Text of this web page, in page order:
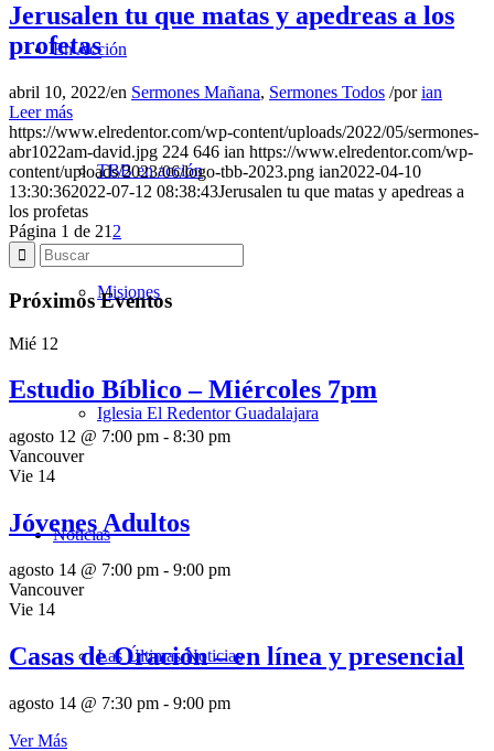
En Acción
TBB en acción
Misiones
Iglesia El Redentor Guadalajara
Noticias
Las Últimas Noticias
Jerusalen tu que matas y apedreas a los
profetas
abril 10, 2022/en Sermones Mañana, Sermones Todos /porian
Leer más
https://www.elredentor.com/wp-content/uploads/2022/05/sermones-
abr1022am-david.jpg 224 646 ian https://www.elredentor.com/wp-
content/uploads/2023/06/logo-tbb-2023.png ian2022-04-10
13:30:362022-07-12 08:38:43Jerusalen tu que matas y apedreas a
los profetas
Página 1 de 21 2
Próximos Eventos
Mié 12
Estudio Bíblico – Miércoles 7pm
agosto 12 @ 7:00 pm - 8:30 pm
Vancouver
Vie 14
Jóvenes Adultos
agosto 14 @ 7:00 pm - 9:00 pm
Vancouver
Vie 14
Casas de Oración – en línea y presencial
agosto 14 @ 7:30 pm - 9:00 pm
Ver Más